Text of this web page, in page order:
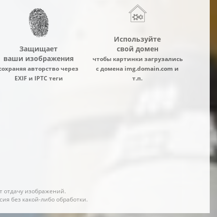
Защищает
ваши изображения
авторство через
EXIF и IPTC теги
Используйте
свой домен
чтобы картинки загрузались
с домена img.domain.com и
т.п.
отдачу изображений.
без какой-либо обработки.